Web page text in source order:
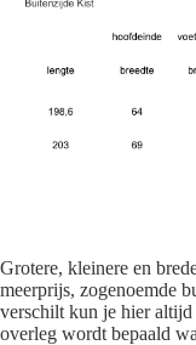
Grotere, kleinere en
meerprijs, zogenoemde
verschilt kun je hier altijd
overleg wordt bepaald